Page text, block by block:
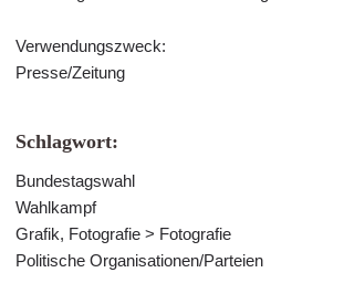
Verwendungszweck:
Presse/Zeitung
Schlagwort:
Bundestagswahl
Wahlkampf
Grafik, Fotografie > Fotografie
Politische Organisationen/Parteien